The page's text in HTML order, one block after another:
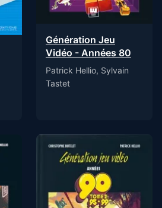
Génération Jeu
Vidéo - Années 80
Patrick Hellio, Sylvain
Tastet